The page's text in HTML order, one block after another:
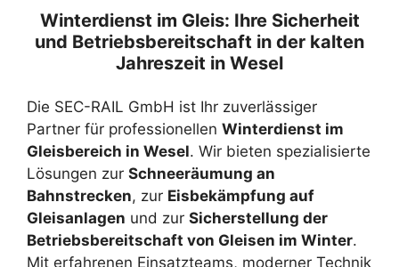
Winterdienst im Gleis: Ihre Sicherheit
und Betriebsbereitschaft in der kalten
Jahreszeit in Wesel
Die SEC-RAIL GmbH ist Ihr zuverlässiger
Partner für professionellen Winterdienst im
Gleisbereich in Wesel. Wir bieten spezialisierte
Lösungen zur Schneeräumung an
Bahnstrecken, zur Eisbekämpfung auf
Gleisanlagen und zur Sicherstellung der
Betriebsbereitschaft von Gleisen im Winter.
Mit erfahrenen Einsatzteams, moderner Technik